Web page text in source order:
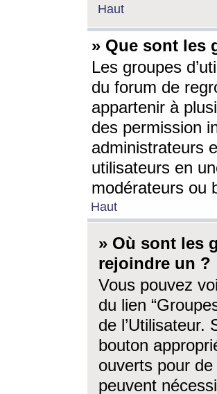
Haut
» Que sont les
Les groupes
du forum de
appartenir à
des permission
administrateurs
utilisateurs en
modérateurs ou
Haut
» Où sont les
rejoindre un ?
Vous pouvez
du lien
de l’Utilisateur.
bouton
ouverts pour
peuvent